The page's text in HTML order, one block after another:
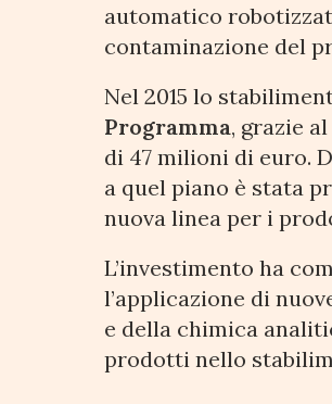
automatico
contaminazione del
Nel 2015 lo
Programma, grazie
di 47 milioni di euro.
a quel piano è stata
nuova linea per i
L’investimento ha
l’applicazione di
e della chimica
prodotti nello